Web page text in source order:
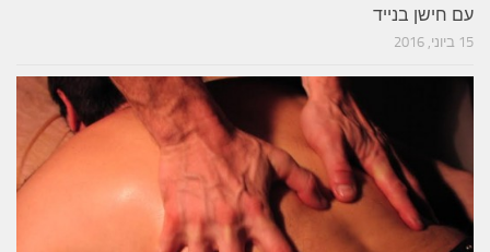
עם חישן בנייד
15 ביוני, 2016